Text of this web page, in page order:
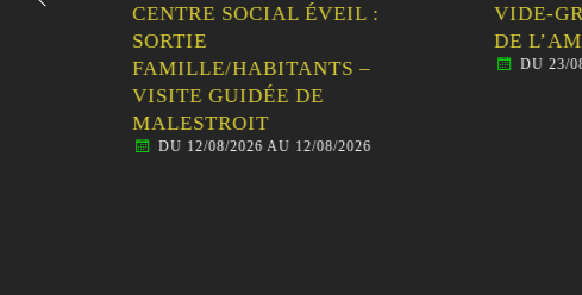
CENTRE SOCIAL ÉVEIL :
SORTIE
FAMILLE/HABITANTS –
VISITE GUIDÉE DE
MALESTROIT
DU 12/08/2026 AU 12/08/2026
VIDE-
DE
DU 23/08/